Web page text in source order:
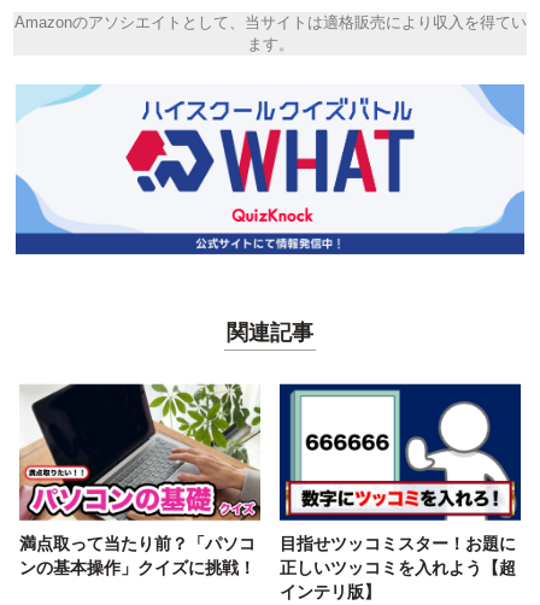
Amazonのアソシエイトとして、当サイトは適格販売により収入を得てい
ます。
関連記事
満点取って当たり前？「パソコ
ンの基本操作」クイズに挑戦！
目指せツッコミスター！お題に
正しいツッコミを入れよう【超
インテリ版】